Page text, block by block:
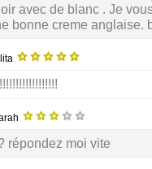
avec de blanc . Je
bonne creme anglaise.
répondez moi vite